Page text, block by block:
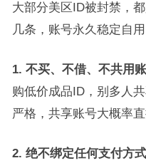
大部分美区ID被封禁，
几条，账号永久稳定自用
1. 不买、不借、不共用
购低价成品ID，别多人
严格，共享账号大概率
2. 绝不绑定任何支付方式